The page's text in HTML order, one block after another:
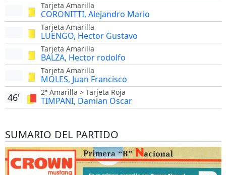
Tarjeta Amarilla
CORONITTI, Alejandro Mario
Tarjeta Amarilla
LUENGO, Hector Gustavo
Tarjeta Amarilla
BALZA, Hector rodolfo
Tarjeta Amarilla
MOLES, Juan Francisco
2ª Amarilla > Tarjeta Roja
TIMPANI, Damian Oscar
46'
SUMARIO DEL PARTIDO